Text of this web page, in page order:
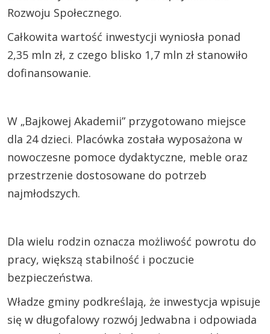
Rozwoju Społecznego.
Całkowita wartość inwestycji wyniosła ponad
2,35 mln zł, z czego blisko 1,7 mln zł stanowiło
dofinansowanie.
W „Bajkowej Akademii” przygotowano miejsce
dla 24 dzieci. Placówka została wyposażona w
nowoczesne pomoce dydaktyczne, meble oraz
przestrzenie dostosowane do potrzeb
najmłodszych.
Dla wielu rodzin oznacza możliwość powrotu do
pracy, większą stabilność i poczucie
bezpieczeństwa.
Władze gminy podkreślają, że inwestycja wpisuje
się w długofalowy rozwój Jedwabna i odpowiada